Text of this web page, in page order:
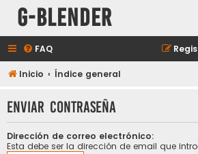
G-Blender
FAQ
Inicio Índice general
Enviar contraseña
Dirección de correo electrónico:
Esta debe ser la dirección de email que